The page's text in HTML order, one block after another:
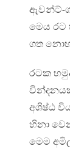
ඇවන්ට්-
මෙය රට
ගත
රටක
අශිෂ්ඨ
හිනා
මෙම